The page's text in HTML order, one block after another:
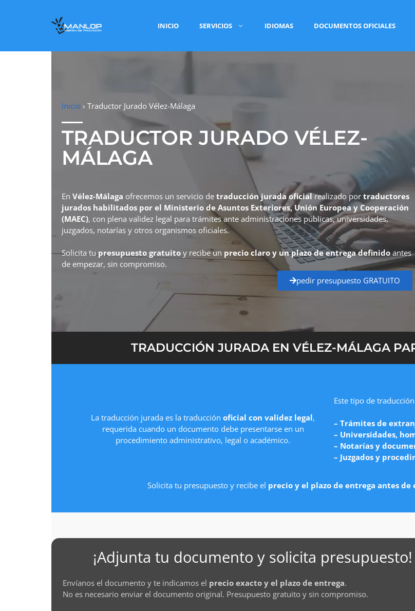
INICIO SERVICIOS IDIOMAS DOCUMENTOS OFICIALES
Inicio › Traductor Jurado Vélez-Málaga
TRADUCTOR JURADO VÉLEZ-
MÁLAGA
En Vélez-Málaga ofrecemos un servicio de traducción jurada oficialrealizado por traductores
jurados habilitados por el Ministerio de Asuntos Exteriores, Unión Europea y Cooperación
(MAEC), con plena validez legal para trámites ante administraciones públicas, universidades,
juzgados, notarías y otros organismos oficiales.
Solicita tupresupuesto gratuito y recibe un precio claro y un plazo de entrega definido antes
de empezar, sin compromiso.
pedir presupuesto GRATUITO
TRADUCCIÓN JURADA EN VÉLEZ-MÁLAGA
La traducción jurada es la traducción oficial con validez legal,
requerida cuando un documento debe presentarse en un
procedimiento administrativo, legal o académico.
Este tipo de
– Trámites de
– Universidades,
– Notarías y
– Juzgados y
Solicita tu presupuesto y recibe el precio y el plazo de entrega antes de
¡Adjunta tu documento y solicita presupuesto!
Envíanos el documento y te indicamos el precio exacto y el plazo de entrega.
No es necesario enviar el documento original. Presupuesto gratuito y sin compromiso.